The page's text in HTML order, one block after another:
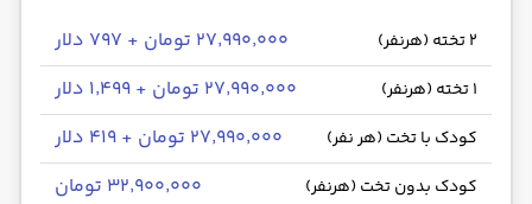
2 تخته (هرنفر) ۲۷٬۹۹۰٬۰۰۰ تومان + ۷۹۷ دلار
1 تخته (هرنفر) ۲۷٬۹۹۰٬۰۰۰ تومان + ۱٬۴۹۹ دلار
کودک با تخت (هر نفر) ۲۷٬۹۹۰٬۰۰۰ تومان + ۴۱۹ دلار
کودک بدون تخت (هرنفر) ۳۲٬۹۰۰٬۰۰۰ تومان